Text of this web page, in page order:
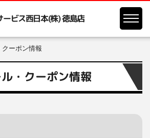
ビス西日本(株) 徳島店
クーポン情報
・クーポン情報